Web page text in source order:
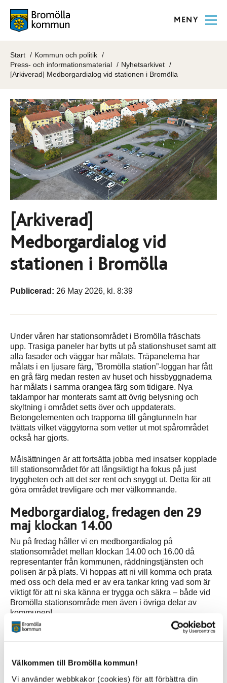
Välkommen till Bromölla kommun!
Vi använder webbkakor (cookies) för att förbättra din
MENY
Start
Kommun och politik
Press- och informationsmaterial
Nyhetsarkivet
[Arkiverad] Medborgardialog vid stationen i Bromölla
[Arkiverad]
Medborgardialog vid
stationen i Bromölla
Publicerad: 26 May 2026, kl. 8:39
Under våren har stationsområdet i Bromölla fräschats
upp. Trasiga paneler har bytts ut på stationshuset samt att
alla fasader och väggar har målats. Träpanelerna har
målats i en ljusare färg, ”Bromölla station”-loggan har fått
en grå färg medan resten av huset och hissbyggnaderna
har målats i samma orangea färg som tidigare. Nya
taklampor har monterats samt att övrig belysning och
skyltning i området setts över och uppdaterats.
Betongelementen och trapporna till gångtunneln har
tvättats vilket väggytorna som vetter ut mot spårområdet
också har gjorts.
Målsättningen är att fortsätta jobba med insatser kopplade
till stationsområdet för att långsiktigt ha fokus på just
tryggheten och att det ser rent och snyggt ut. Detta för att
göra området trevligare och mer välkomnande.
Medborgardialog, fredagen den 29
maj klockan 14.00
Nu på fredag håller vi en medborgardialog på
stationsområdet mellan klockan 14.00 och 16.00 då
representanter från kommunen, räddningstjänsten och
polisen är på plats. Vi hoppas att ni vill komma och prata
med oss och dela med er av era tankar kring vad som är
viktigt för att ni ska känna er trygga och säkra – både vid
Bromölla stationsområde men även i övriga delar av
kommunen!
Under medborgardialogen finns ICA Maxi Bromölla på
svara på frågor gällande deras verksamhetsområde. I
stationsbyggnadens väntsal finns Havsdrakarnas hus och